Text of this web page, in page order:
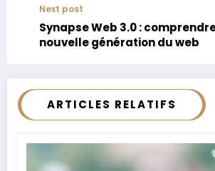
Next post
Synapse Web 3.0 :
nouvelle génération du web
ARTICLES RELATIFS